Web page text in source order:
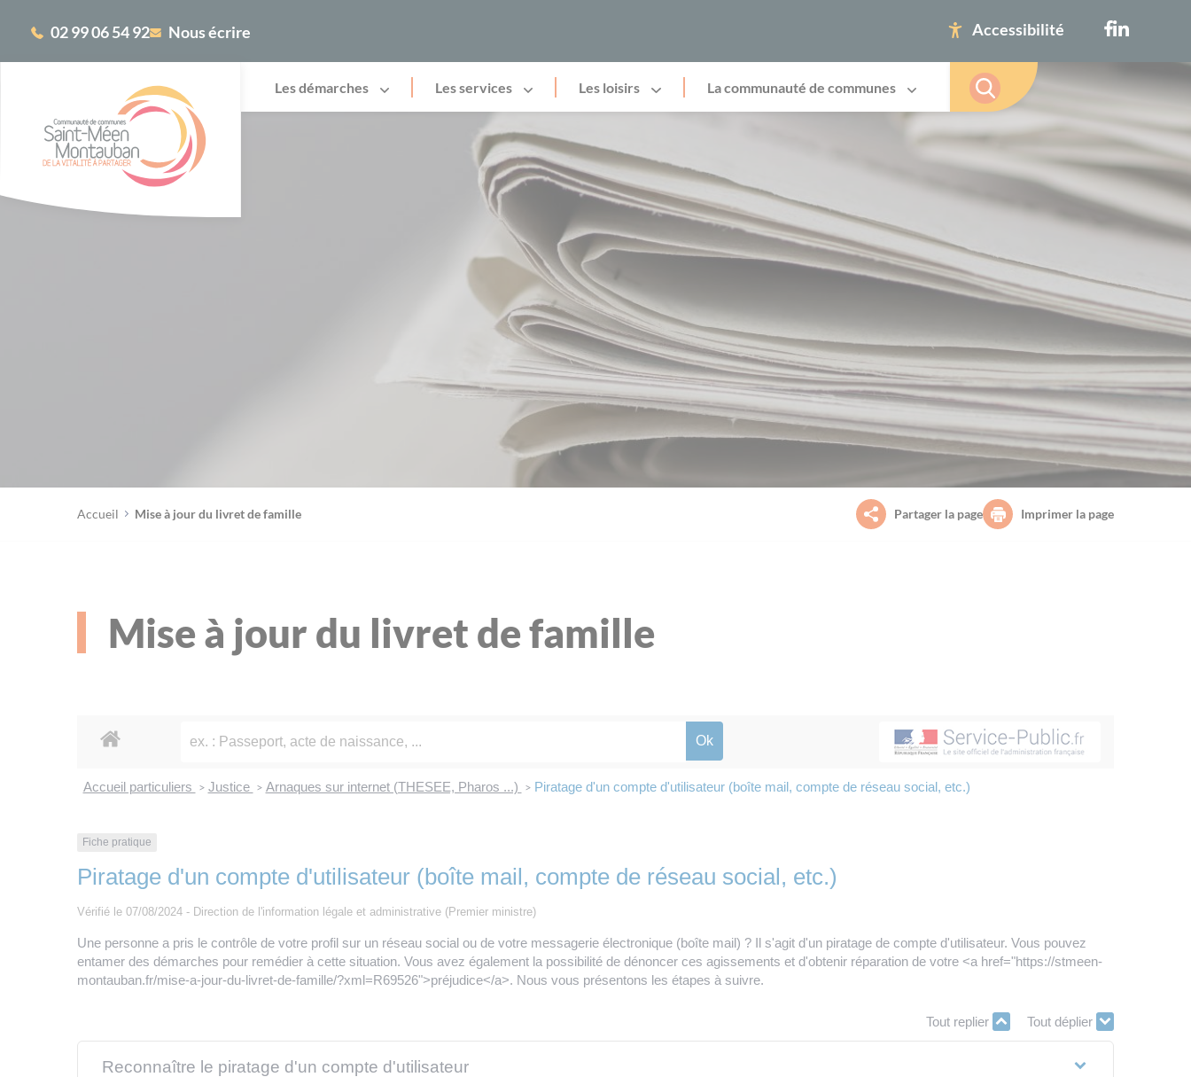
02 99 06 54 92 Nous écrire Accessibilité
Les démarches Les services Les loisirs La communauté de communes
Accueil Mise à jour du livret de famille Partager la page Imprimer la page
Mise à jour du livret de famille
Accueil particuliers > Justice > Arnaques sur internet (THESEE, Pharos ...) > Piratage d'un compte d'utilisateur (boîte mail, compte de réseau social, etc.)
Fiche pratique
Piratage d'un compte d'utilisateur (boîte mail, compte de réseau social, etc.)
Vérifié le 07/08/2024 - Direction de l'information légale et administrative (Premier ministre)
Une personne a pris le contrôle de votre profil sur un réseau social ou de votre messagerie électronique (boîte mail) ? Il s'agit d'un piratage de compte d'utilisateur. Vous pouvez
entamer des démarches pour remédier à cette situation. Vous avez également la possibilité de dénoncer ces agissements et d'obtenir réparation de votre <a href="https://stmeen-
montauban.fr/mise-a-jour-du-livret-de-famille/?xml=R69526">préjudice</a>. Nous vous présentons les étapes à suivre.
Tout replier Tout déplier
Reconnaître le piratage d'un compte d'utilisateur